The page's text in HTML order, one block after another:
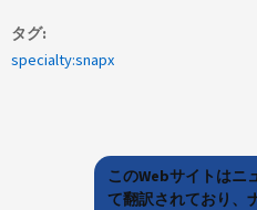
タグ
specialty:snapx
このWebサイトはニ
て翻訳されており、